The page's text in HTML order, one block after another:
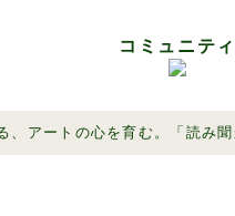
コミュニティ
SPRAS MEMBER
金メニュー ご利用
アートの心を育む。「読み聞